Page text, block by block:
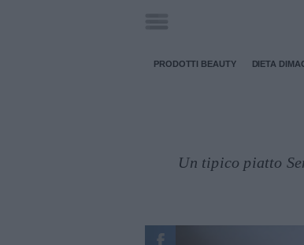
PRODOTTI BEAUTY DIETA
Un tipico piatto